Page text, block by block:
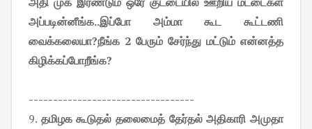
அப்படின்னீங்க..இப்போ அம்மா கூட கூட்டணி
வைக்கலையா?நீங்க 2 பேரும் சேர்ந்து மட்டும் என்னத்த
கிழிக்கப்போறீங்க?
----------------------------------
9. தமிழக கூடுதல் தலைமைத் தேர்தல் அதிகாரி அமுதா